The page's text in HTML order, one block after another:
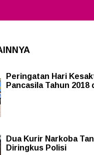
Peringatan Hari
Pancasila Tahun 2018
Dua Kurir Narkoba
Diringkus Polisi